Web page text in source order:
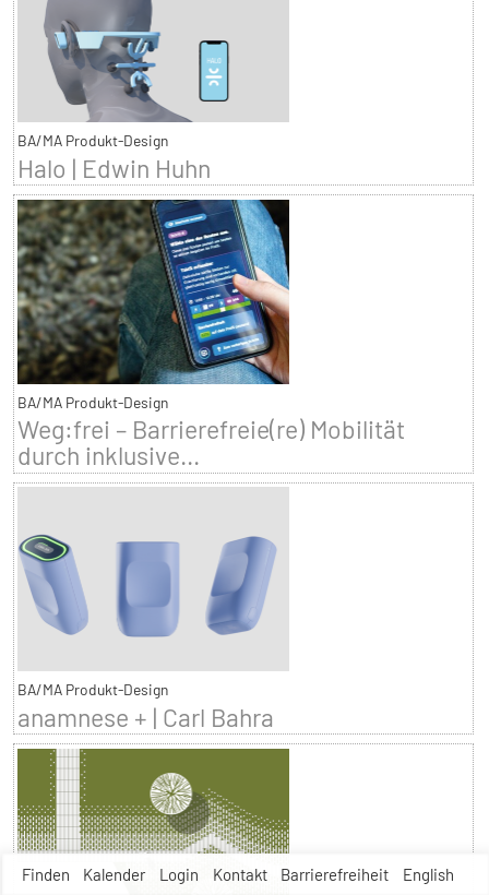
Finden Kalender Login Kontakt Barrierefreiheit English
BA/MA Produkt-Design
Halo | Edwin Huhn
BA/MA Produkt-Design
Weg:frei – Barrierefreie(re) Mobilität
durch inklusive...
BA/MA Produkt-Design
anamnese + | Carl Bahra